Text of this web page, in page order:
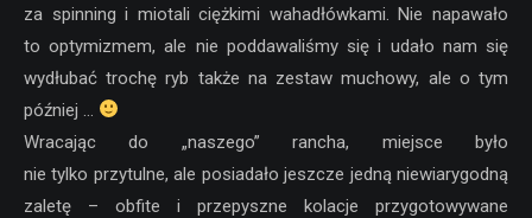
za spinning i miotali ciężkimi wahadłówkami. Nie napawało
to optymizmem, ale nie poddawaliśmy się i udało nam się
wydłubać trochę ryb także na zestaw muchowy, ale o tym
później …
Wracając do „naszego” rancha, miejsce było
nie tylko przytulne, ale posiadało jeszcze jedną niewiarygodną
zaletę – obfite i przepyszne kolacje przygotowywane